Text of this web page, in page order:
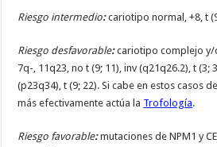
Riesgo intermedio:cariotipo normal, +8, t
Riesgo desfavorable:cariotipo complejo y/
7q-, 11q23, no t (9; 11), inv (q21q26.2), t (3;
(p23q34), t (9; 22). Si cabe en estos casos
más efectivamente actúa la Trofología.
Riesgo favorable:mutaciones de NPM1 y